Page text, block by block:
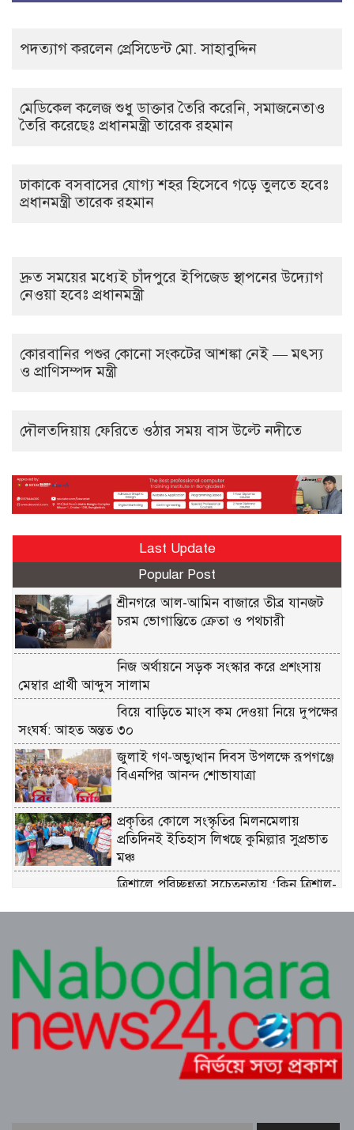
পদত্যাগ করলেন প্রেসিডেন্ট মো. সাহাবুদ্দিন
মেডিকেল কলেজ শুধু ডাক্তার তৈরি করেনি, সমাজনেতাও
তৈরি করেছেঃ প্রধানমন্ত্রী তারেক রহমান
ঢাকাকে বসবাসের যোগ্য শহর হিসেবে গড়ে তুলতে হবেঃ
প্রধানমন্ত্রী তারেক রহমান
দ্রুত সময়ের মধ্যেই চাঁদপুরে ইপিজেড স্থাপনের উদ্যোগ
নেওয়া হবেঃ প্রধানমন্ত্রী
কোরবানির পশুর কোনো সংকটের আশঙ্কা নেই — মৎস্য
ও প্রাণিসম্পদ মন্ত্রী
দৌলতদিয়ায় ফেরিতে ওঠার সময় বাস উল্টে নদীতে
Last Update
Popular Post
শ্রীনগরে আল-আমিন বাজারে তীব্র যানজট
চরম ভোগান্তিতে ক্রেতা ও পথচারী
নিজ অর্থায়নে সড়ক সংস্কার করে প্রশংসায়
মেম্বার প্রার্থী আব্দুস সালাম
বিয়ে বাড়িতে মাংস কম দেওয়া নিয়ে দুপক্ষের
সংঘর্ষ: আহত অন্তত ৩০ ​
জুলাই গণ-অভ্যুত্থান দিবস উপলক্ষে রূপগঞ্জে
বিএনপির আনন্দ শোভাযাত্রা
প্রকৃতির কোলে সংস্কৃতির মিলনমেলায়
প্রতিদিনই ইতিহাস লিখছে কুমিল্লার সুপ্রভাত
মঞ্চ
ত্রিশালে পরিচ্ছন্নতা সচেতনতায় ‘ক্লিন ত্রিশাল-
রহমানের যাবজ্জীবন কারাদণ্ড।। ছেলে
মেহেদী হাসান খালাস
জুলাই গণঅভ্যুত্থান উপলক্ষে ত্রিশালে আহত
যোদ্ধা ও নিহত পরিবারের সংবর্ধনা
মানবসেবায় নিবেদিত এক আলোকবর্তিকা—
ডাঃ নওয়াব আলীর ৪৯তম মৃত্যুবার্ষিকী
ত্রিশালে মাদক সেবনের দায়ে দুই যুবকের